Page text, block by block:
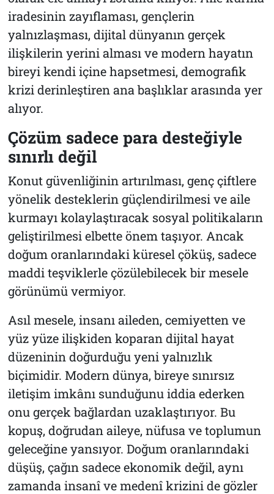
iradesinin zayıflaması, gençlerin
yalnızlaşması, dijital dünyanın gerçek
ilişkilerin yerini alması ve modern hayatın
bireyi kendi içine hapsetmesi, demografik
krizi derinleştiren ana başlıklar arasında yer
alıyor.
Çözüm sadece para desteğiyle
sınırlı değil
Konut güvenliğinin artırılması, genç çiftlere
yönelik desteklerin güçlendirilmesi ve aile
kurmayı kolaylaştıracak sosyal politikaların
geliştirilmesi elbette önem taşıyor. Ancak
doğum oranlarındaki küresel çöküş, sadece
maddi teşviklerle çözülebilecek bir mesele
görünümü vermiyor.
Asıl mesele, insanı aileden, cemiyetten ve
yüz yüze ilişkiden koparan dijital hayat
düzeninin doğurduğu yeni yalnızlık
biçimidir. Modern dünya, bireye sınırsız
iletişim imkânı sunduğunu iddia ederken
onu gerçek bağlardan uzaklaştırıyor. Bu
kopuş, doğrudan aileye, nüfusa ve toplumun
geleceğine yansıyor. Doğum oranlarındaki
düşüş, çağın sadece ekonomik değil, aynı
zamanda insanî ve medenî krizini de gözler